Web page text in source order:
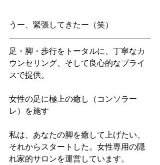
うー、緊張してきたー（笑）
足・脚・歩行をトータルに、丁寧なカ
ウンセリング、そして良心的なプライ
スで提供。
女性の足に極上の癒し（コンソラー
レ）を施す
私は、あなたの脚を癒して上げたい、
それからスタートした。女性専用の隠
れ家的サロンを運営しています。